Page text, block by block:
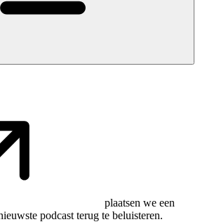
plaatsen we een
podcast terug te beluisteren.